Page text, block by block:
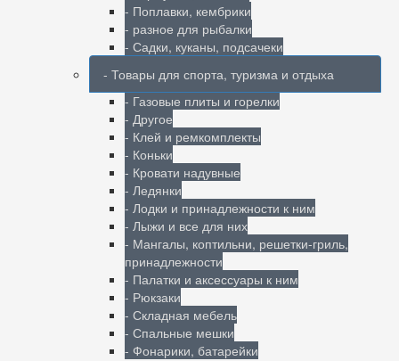
- Поплавки, кембрики
- разное для рыбалки
- Садки, куканы, подсачеки
- Товары для спорта, туризма и отдыха
- Газовые плиты и горелки
- Другое
- Клей и ремкомплекты
- Коньки
- Кровати надувные
- Ледянки
- Лодки и принадлежности к ним
- Лыжи и все для них
- Мангалы, коптильни, решетки-гриль,
принадлежности
- Палатки и аксессуары к ним
- Рюкзаки
- Складная мебель
- Спальные мешки
- Фонарики, батарейки